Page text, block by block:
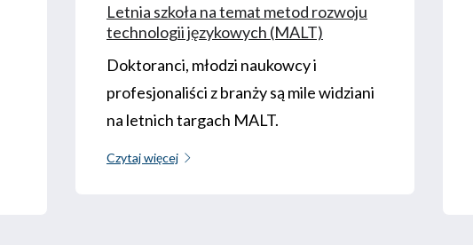
Letnia szkoła na temat metod rozwoju
technologii językowych (MALT)
Doktoranci, młodzi naukowcy i
profesjonaliści z branży są mile widziani
na letnich targach MALT.
Czytaj więcej